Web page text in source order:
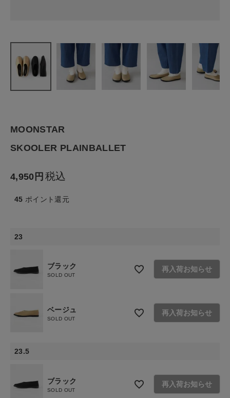
ナチュラル服
ファッション雑貨
食品
ギフト
ブランド
特集
お問い合わせ
MOONSTAR
SKOOLER PLAINBALLET
4,950 税込
45 ポイント還元
23
ブラック
SOLD OUT
再入荷お知らせ
ベージュ
SOLD OUT
再入荷お知らせ
23.5
ブラック
SOLD OUT
再入荷お知らせ